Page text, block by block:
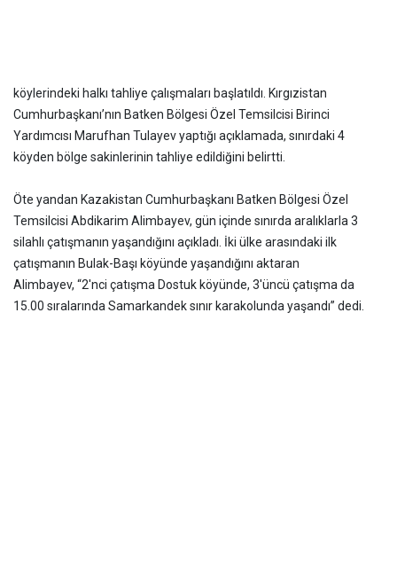
köylerindeki halkı tahliye çalışmaları başlatıldı. Kırgızistan
Cumhurbaşkanı’nın Batken Bölgesi Özel Temsilcisi Birinci
Yardımcısı Marufhan Tulayev yaptığı açıklamada, sınırdaki 4
köyden bölge sakinlerinin tahliye edildiğini belirtti.
Öte yandan Kazakistan Cumhurbaşkanı Batken Bölgesi Özel
Temsilcisi Abdikarim Alimbayev, gün içinde sınırda aralıklarla 3
silahlı çatışmanın yaşandığını açıkladı. İki ülke arasındaki ilk
çatışmanın Bulak-Başı köyünde yaşandığını aktaran
Alimbayev, “2'nci çatışma Dostuk köyünde, 3'üncü çatışma da
15.00 sıralarında Samarkandek sınır karakolunda yaşandı” dedi.